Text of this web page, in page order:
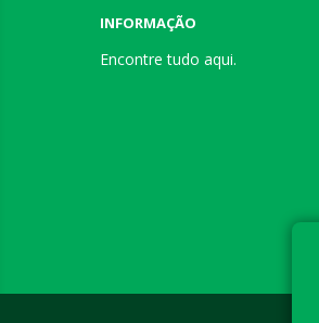
INFORMAÇÃO
Encontre tudo aqui.